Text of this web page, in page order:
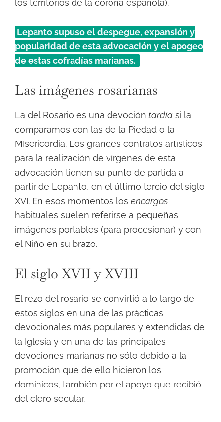
los territorios de la corona española).
Lepanto supuso el despegue, expansión y
popularidad de esta advocación y el apogeo
de estas cofradías marianas.
Las imágenes rosarianas
La del Rosario es una devoción tardía si la
comparamos con las de la Piedad o la
MIsericordia. Los grandes contratos artísticos
para la realización de vírgenes de esta
advocación tienen su punto de partida a
partir de Lepanto, en el último tercio del siglo
XVI. En esos momentos los encargos
habituales suelen referirse a pequeñas
imágenes portables (para procesionar) y con
el Niño en su brazo.
El siglo XVII y XVIII
El rezo del rosario se convirtió a lo largo de
estos siglos en una de las prácticas
devocionales más populares y extendidas de
la Iglesia y en una de las principales
devociones marianas no sólo debido a la
promoción que de ello hicieron los
dominicos, también por el apoyo que recibió
del clero secular.